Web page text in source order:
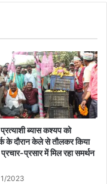
ब्यास कश्यप को
के दौरान केले से तौलकर किया
प्रसार में मिल रहा समर्थन
2023